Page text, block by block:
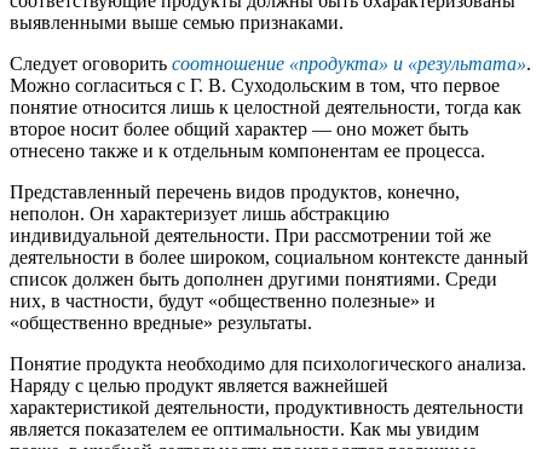
выявленными выше семью признаками.
Следует оговорить соотношение «продукта» и «результата».
Можно согласиться с Г. В. Суходольским в том, что первое
понятие относится лишь к целостной деятельности, тогда как
второе носит более общий характер — оно может быть
отнесено также и к отдельным компонентам ее процесса.
Представленный перечень видов продуктов, конечно,
неполон. Он характеризует лишь абстракцию
индивидуальной деятельности. При рассмотрении той же
деятельности в более широком, социальном контексте данный
список должен быть дополнен другими понятиями. Среди
них, в частности, будут «общественно полезные» и
«общественно вредные» результаты.
Понятие продукта необходимо для психологического анализа.
Наряду с целью продукт является важнейшей
характеристикой деятельности, продуктивность деятельности
является показателем ее оптимальности. Как мы увидим